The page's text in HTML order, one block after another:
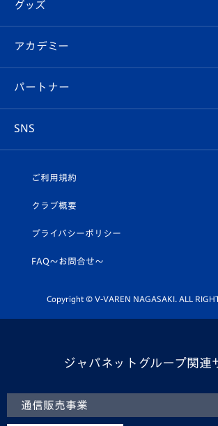
チケット
イベント
メディア
ホームタウン
スタッフプロフィール
マスコット紹介
平和祈念活動
ホームタウン活動
Revive Team
ヴィヴィくんの長崎おもてなしガイド
フォトギャラリー
スタジアムグルメ
V-LOVERS（ファンクラブ）
プレイヤーズスイート
グッズ
オンラインショップ
店舗情報
アカデミー
育成からのお知らせ
U-18
スクール
パートナー
SNS
ヴィヴィくんインスタグラム
公式LINE＠
ご利用規約
クラブ概要
プライバシーポリシー
FAQ〜お問合せ〜
Copyright © V-VAREN NAGASAKI. ALL RIGHT
ジャパネットグループ関連
通信販売事業